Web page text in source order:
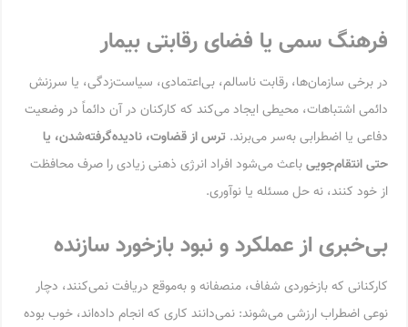
فرهنگ سمی یا فضای رقابتی بیمار
در برخی سازمان‌ها، رقابت ناسالم، بی‌اعتمادی، سیاست‌زدگی، یا سرزنش
دائمی اشتباهات، محیطی ایجاد می‌کند که کارکنان در آن دائماً در وضعیت
دفاعی یا اضطرابی به‌سر می‌برند. ترس از قضاوت، نادیده‌گرفته‌شدن، یا
حتی انتقام‌جوییباعث می‌شود افراد انرژی ذهنی زیادی را صرف محافظت
از خود کنند، نه حل مسئله یا نوآوری.
بی‌خبری از عملکرد و نبود بازخورد سازنده
کارکنانی که بازخوردی شفاف، منصفانه و به‌موقع دریافت نمی‌کنند، دچار
نوعی اضطراب ارزشی می‌شوند: نمی‌دانند کاری که انجام داده‌اند، خوب بوده